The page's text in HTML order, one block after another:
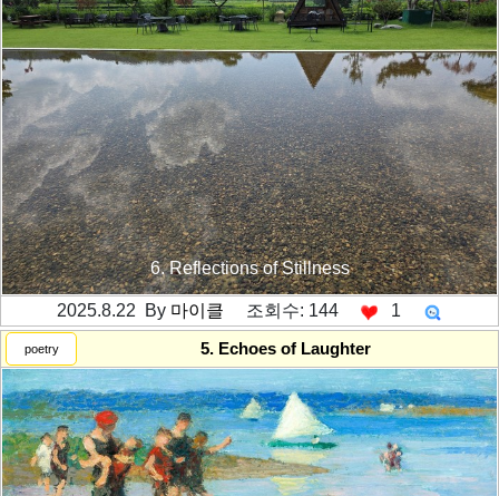
6. Reflections of Stillness
2025.8.22 By 마이클 조회수: 144 1
poetry 5. Echoes of Laughter